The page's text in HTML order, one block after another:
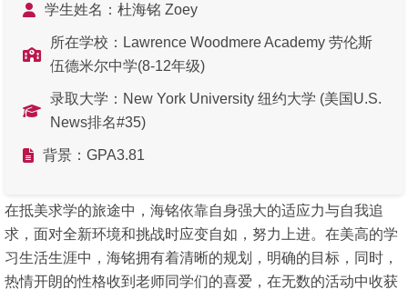
学生姓名：杜海铭 Zoey
所在学校：Lawrence Woodmere Academy 劳伦斯
伍德米尔中学(8-12年级)
录取大学：New York University 纽约大学 (美国U.S.
News排名#35)
背景：GPA3.81
在抵美求学的旅途中，海铭依靠自身强大的适应力与自我追
求，面对全新环境和挑战时应变自如，努力上进。在美高的学
习生活生涯中，海铭拥有着清晰的规划，明确的目标，同时，
热情开朗的性格收到老师同学们的喜爱，在无数的活动中收获